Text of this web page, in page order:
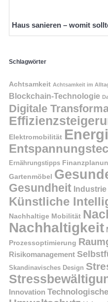
Haus sanieren – womit
Schlagwörter
Achtsamkeit Achtsamkeit im
Blockchain-Technologie
Digitale
Elektromobilität
Ernährungstipps
Gartenmöbel
Gesundheit Industrie
Künstliche
Nachhaltige Mobilität
Nachhaltigkeit
Prozessoptimierung
Risikomanagement
Skandinavisches Design
Innovation